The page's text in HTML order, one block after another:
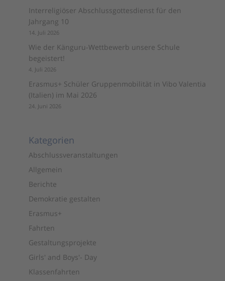
Interreligiöser Abschlussgottesdienst für den
Jahrgang 10
14. Juli 2026
Wie der Känguru-Wettbewerb unsere Schule
begeistert!
4. Juli 2026
Erasmus+ Schüler Gruppenmobilität in Vibo Valentia
(Italien) im Mai 2026
24. Juni 2026
Kategorien
Abschlussveranstaltungen
Allgemein
Berichte
Demokratie gestalten
Erasmus+
Fahrten
Gestaltungsprojekte
Girls' and Boys'- Day
Klassenfahrten